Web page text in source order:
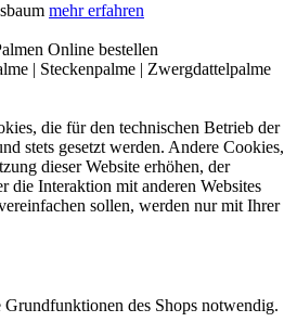
mehr erfahren
Online bestellen
| Steckenpalme | Zwergdattelpalme
die für den technischen Betrieb der
stets gesetzt werden. Andere Cookies,
dieser Website erhöhen, der
die Interaktion mit anderen Websites
sollen, werden nur mit Ihrer
des Shops notwendig.